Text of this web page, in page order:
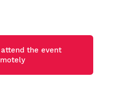
the event